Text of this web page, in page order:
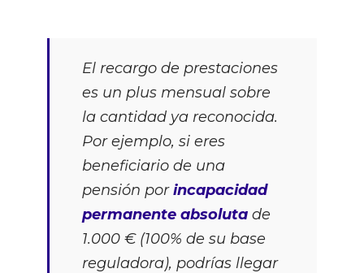
El recargo de prestaciones
es un plus mensual sobre
la cantidad ya reconocida.
Por ejemplo, si eres
beneficiario de una
pensión porincapacidad
permanente absolutade
1.000 € (100% de su base
reguladora), podrías llegar